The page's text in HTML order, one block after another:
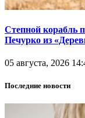
Степной корабль
Печурко из
05 августа, 2026
Последние новости